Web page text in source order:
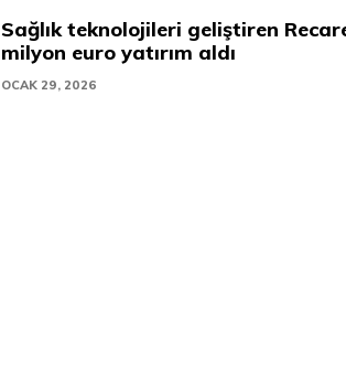
Sağlık teknolojileri geliştiren
milyon euro yatırım aldı
OCAK 29, 2026